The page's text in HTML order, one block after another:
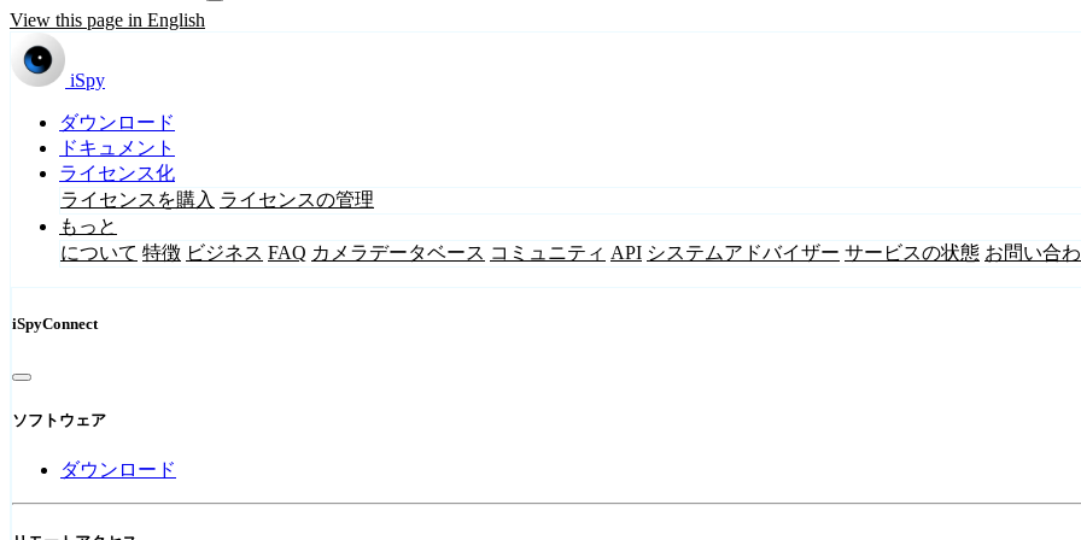
View this page in English
iSpy
ダウンロード
ドキュメント
ライセンス化
ライセンスを購入 ライセンスの管理
もっと
について 特徴 ビジネス FAQ カメラデータベース コミュニティ API システムアドバイザー サービスの状態 お問い合
iSpyConnect
ソフトウェア
ダウンロード